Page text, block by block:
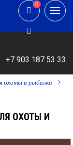
+7 903 187 53 33
0
0
охоты и рыбалки
ОХОТЫ И